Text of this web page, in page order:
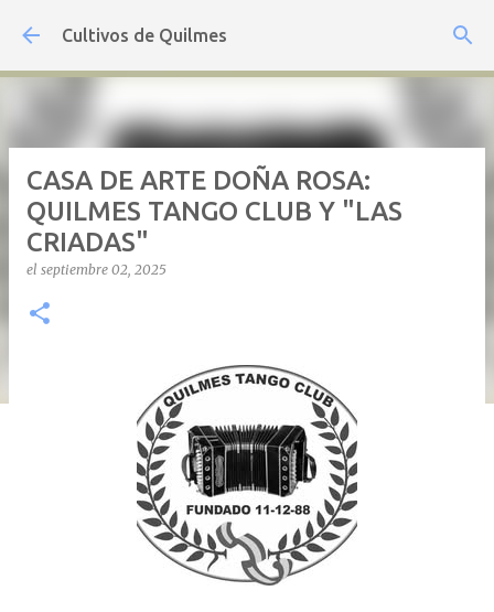
Ir al contenido principal
Cultivos de Quilmes
CASA DE ARTE DOÑA ROSA:
QUILMES TANGO CLUB Y "LAS
CRIADAS"
el septiembre 02, 2025